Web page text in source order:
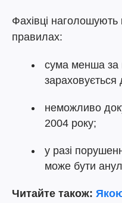
Фахівці наголошують
правилах:
сума менша за
зараховується
неможливо
2004 року;
у разі
може бути
Читайте також: